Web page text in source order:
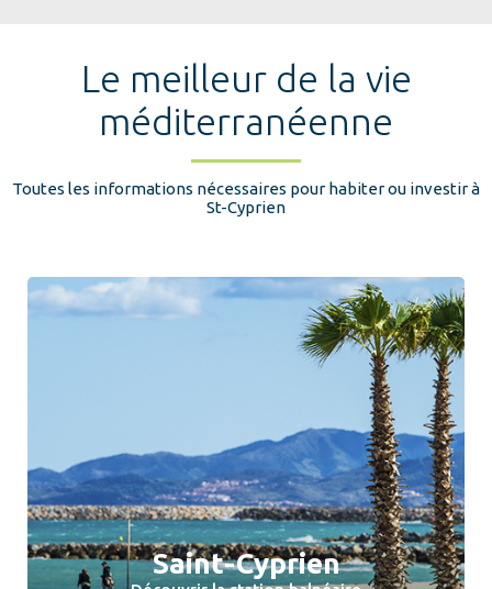
Le meilleur de la vie
méditerranéenne
Toutes les informations nécessaires pour habiter ou investir à
St-Cyprien
Saint-Cyprien